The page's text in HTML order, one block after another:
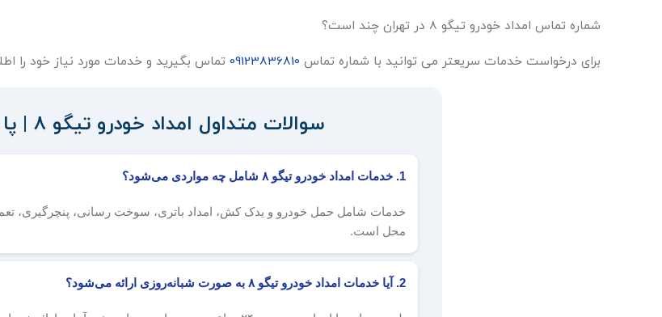
شماره تماس امداد خودرو تیگو 8 در تهران چند است؟
برای درخواست خدمات سریعتر می توانید با شماره تماس 09123836810 تماس بگیرید و خدمات مورد نیاز خود را
سوالات متداول امداد خودرو تیگو ۸ | پا به پا امداد
1. خدمات امداد خودرو تیگو ۸ شامل چه مواردی می‌شود؟
خدمات شامل حمل خودرو و یدک کش، امداد باتری، سوخت رسانی، پنچرگیری،
محل است.
2. آیا خدمات امداد خودرو تیگو ۸ به صورت شبانه‌روزی ارائه می‌شود؟